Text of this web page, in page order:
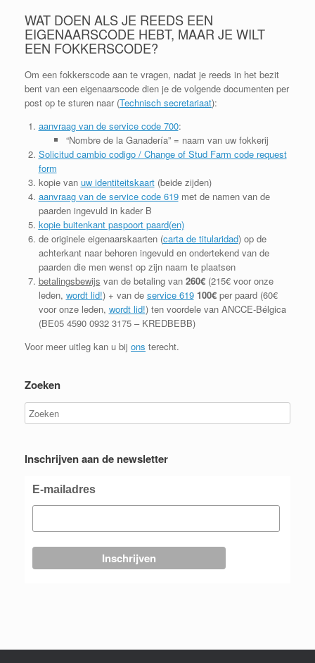
WAT DOEN ALS JE REEDS EEN
EIGENAARSCODE HEBT, MAAR JE WILT
EEN FOKKERSCODE?
Om een fokkerscode aan te vragen, nadat je reeds in het bezit
bent van een eigenaarscode dien je de volgende documenten per
post op te sturen naar (Technisch secretariaat):
aanvraag van de service code 700:
“Nombre de la Ganadería” = naam van uw fokkerij
Solicitud cambio codigo / Change of Stud Farm code request
form
kopie van uw identiteitskaart(beide zijden)
aanvraag van de service code 619met de namen van de
paarden ingevuld in kader B
kopie buitenkant paspoort paard(en)
de originele eigenaarskaarten (carta de titularidad) op de
achterkant naar behoren ingevuld en ondertekend van de
paarden die men wenst op zijn naam te plaatsen
betalingsbewijs van de betaling van 260€(215€ voor onze
leden, wordt lid!) + van de service 619 100€per paard (60€
voor onze leden, wordt lid!) ten voordele van ANCCE-Bélgica
(BE05 4590 0932 3175 – KREDBEBB)
Voor meer uitleg kan u bij ons terecht.
Zoeken
Inschrijven aan de newsletter
E-mailadres